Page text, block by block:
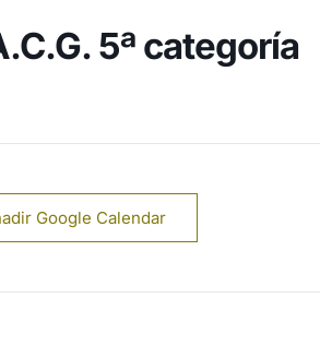
5ª categoría
Google Calendar